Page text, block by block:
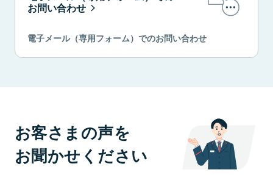
お問い合わせ
電子メール（専用フォーム）でのお問い合わせ
お客さまの声を
お聞かせください